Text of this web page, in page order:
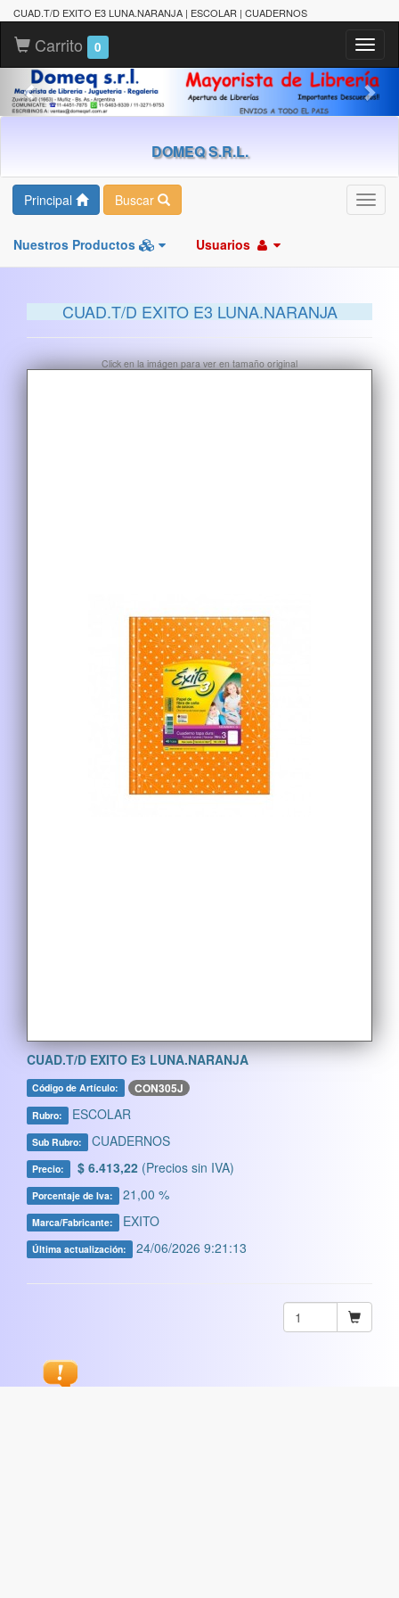
CUAD.T/D EXITO E3 LUNA.NARANJA | ESCOLAR | CUADERNOS
Carrito 0
DOMEQ S.R.L.
Principal Buscar
Nuestros Productos Usuarios
CUAD.T/D EXITO E3 LUNA.NARANJA
Click en la imágen para ver en tamaño original
CUAD.T/D EXITO E3 LUNA.NARANJA
Código de Artículo: CON305J
Rubro: ESCOLAR
Sub Rubro: CUADERNOS
Precio: $ 6.413,22 (Precios sin IVA)
Porcentaje de Iva: 21,00 %
Marca/Fabricante: EXITO
Última actualización: 24/06/2026 9:21:13